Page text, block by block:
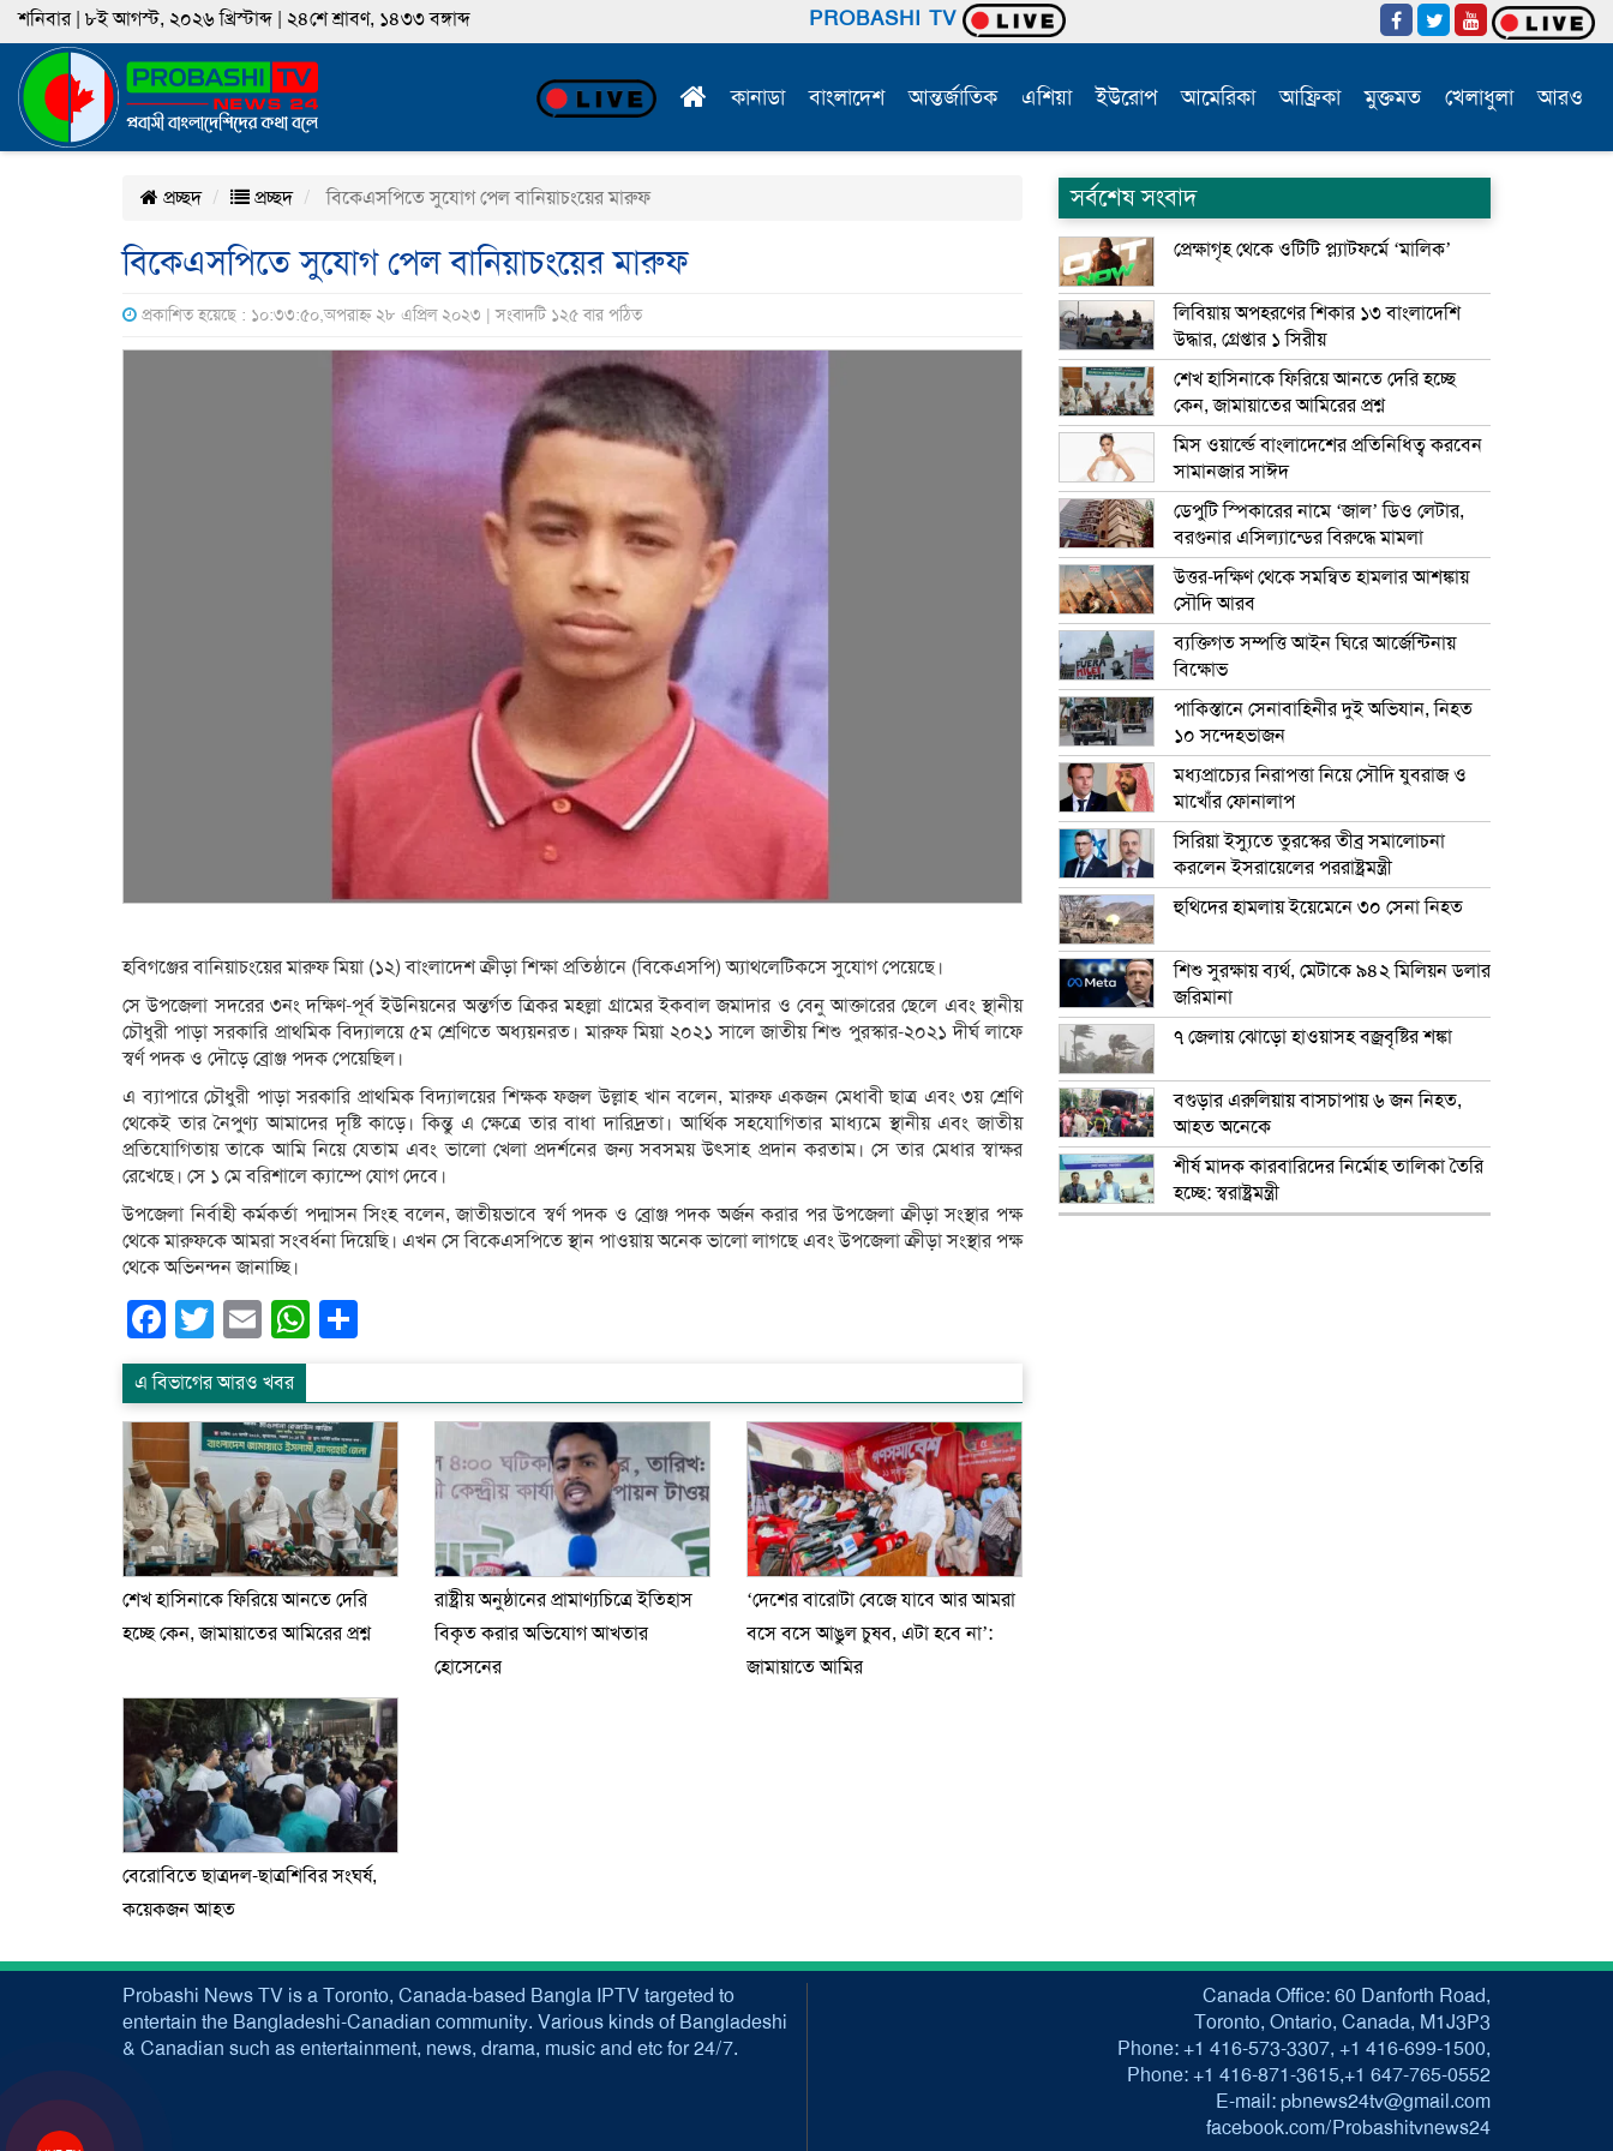
শনিবার | ৮ই আগস্ট, ২০২৬ খ্রিস্টাব্দ | ২৪শে শ্রাবণ, ১৪৩৩ বঙ্গাব্দ PROBASHI TV
কানাডা বাংলাদেশ আন্তর্জাতিক এশিয়া ইউরোপ আমেরিকা আফ্রিকা মুক্তমত খেলাধুলা আরও
প্রচ্ছদ প্রচ্ছদ বিকেএসপিতে সুযোগ পেল বানিয়াচংয়ের মারুফ
বিকেএসপিতে সুযোগ পেল বানিয়াচংয়ের মারুফ
প্রকাশিত হয়েছে : ১০:৩৩:৫০,অপরাহ্ন ২৮ এপ্রিল ২০২৩ | সংবাদটি ১২৫ বার পঠিত
হবিগঞ্জের বানিয়াচংয়ের মারুফ মিয়া (১২) বাংলাদেশ ক্রীড়া শিক্ষা প্রতিষ্ঠানে (বিকেএসপি) অ্যাথলেটিকসে সুযোগ পেয়েছে।
সে উপজেলা সদরের ৩নং দক্ষিণ-পূর্ব ইউনিয়নের অন্তর্গত ত্রিকর মহল্লা গ্রামের ইকবাল জমাদার ও বেনু আক্তারের ছেলে এবং স্থানীয়
চৌধুরী পাড়া সরকারি প্রাথমিক বিদ্যালয়ে ৫ম শ্রেণিতে অধ্যয়নরত। মারুফ মিয়া ২০২১ সালে জাতীয় শিশু পুরস্কার-২০২১ দীর্ঘ লাফে
স্বর্ণ পদক ও দৌড়ে ব্রোঞ্জ পদক পেয়েছিল।
এ ব্যাপারে চৌধুরী পাড়া সরকারি প্রাথমিক বিদ্যালয়ের শিক্ষক ফজল উল্লাহ খান বলেন, মারুফ একজন মেধাবী ছাত্র এবং ৩য় শ্রেণি
থেকেই তার নৈপুণ্য আমাদের দৃষ্টি কাড়ে। কিন্তু এ ক্ষেত্রে তার বাধা দারিদ্রতা। আর্থিক সহযোগিতার মাধ্যমে স্থানীয় এবং জাতীয়
প্রতিযোগিতায় তাকে আমি নিয়ে যেতাম এবং ভালো খেলা প্রদর্শনের জন্য সবসময় উৎসাহ প্রদান করতাম। সে তার মেধার স্বাক্ষর
রেখেছে। সে ১ মে বরিশালে ক্যাম্পে যোগ দেবে।
উপজেলা নির্বাহী কর্মকর্তা পদ্মাসন সিংহ বলেন, জাতীয়ভাবে স্বর্ণ পদক ও ব্রোঞ্জ পদক অর্জন করার পর উপজেলা ক্রীড়া সংস্থার পক্ষ
থেকে মারুফকে আমরা সংবর্ধনা দিয়েছি। এখন সে বিকেএসপিতে স্থান পাওয়ায় অনেক ভালো লাগছে এবং উপজেলা ক্রীড়া সংস্থার পক্ষ
থেকে অভিনন্দন জানাচ্ছি।
Facebook
Twitter
EmailWhatsApp
এ বিভাগের আরও খবর
শেখ হাসিনাকে ফিরিয়ে আনতে দেরি
হচ্ছে কেন, জামায়াতের আমিরের প্রশ্ন
রাষ্ট্রীয় অনুষ্ঠানের প্রামাণ্যচিত্রে ইতিহাস
বিকৃত করার অভিযোগ আখতার
হোসেনের
‘দেশের বারোটা বেজে যাবে আর আমরা
বসে বসে আঙুল চুষব, এটা হবে না’:
জামায়াতে আমির
বেরোবিতে ছাত্রদল-ছাত্রশিবির সংঘর্ষ,
কয়েকজন আহত
সর্বশেষ সংবাদ
প্রেক্ষাগৃহ থেকে ওটিটি প্ল্যাটফর্মে ‘মালিক’
লিবিয়ায় অপহরণের শিকার ১৩ বাংলাদেশি
উদ্ধার, গ্রেপ্তার ১ সিরীয়
শেখ হাসিনাকে ফিরিয়ে আনতে দেরি হচ্ছে
কেন, জামায়াতের আমিরের প্রশ্ন
মিস ওয়ার্ল্ডে বাংলাদেশের প্রতিনিধিত্ব করবেন
সামানজার সাঈদ
ডেপুটি স্পিকারের নামে ‘জাল’ ডিও লেটার,
বরগুনার এসিল্যান্ডের বিরুদ্ধে মামলা
উত্তর-দক্ষিণ থেকে সমন্বিত হামলার আশঙ্কায়
সৌদি আরব
ব্যক্তিগত সম্পত্তি আইন ঘিরে আর্জেন্টিনায়
বিক্ষোভ
পাকিস্তানে সেনাবাহিনীর দুই অভিযান, নিহত
১০ সন্দেহভাজন
মধ্যপ্রাচ্যের নিরাপত্তা নিয়ে সৌদি যুবরাজ ও
মাখোঁর ফোনালাপ
সিরিয়া ইস্যুতে তুরস্কের তীব্র সমালোচনা
করলেন ইসরায়েলের পররাষ্ট্রমন্ত্রী
হুথিদের হামলায় ইয়েমেনে ৩০ সেনা নিহত
শিশু সুরক্ষায় ব্যর্থ, মেটাকে ৯৪২ মিলিয়ন ডলার
জরিমানা
৭ জেলায় ঝোড়ো হাওয়াসহ বজ্রবৃষ্টির শঙ্কা
বগুড়ার এরুলিয়ায় বাসচাপায় ৬ জন নিহত,
আহত অনেকে
শীর্ষ মাদক কারবারিদের নির্মোহ তালিকা তৈরি
হচ্ছে: স্বরাষ্ট্রমন্ত্রী
Probashi News TV is a Toronto, Canada-based Bangla IPTV targeted to
entertain the Bangladeshi-Canadian community. Various kinds of Bangladeshi
& Canadian such as entertainment, news, drama, music and etc for 24/7.
Canada Office: 60 Danforth Road,
Toronto, Ontario, Canada, M1J3P3
Phone: +1 416-573-3307, +1 416-699-1500,
Phone: +1 416-871-3615,+1 647-765-0552
E-mail: pbnews24tv@gmail.com
facebook.com/Probashitvnews24